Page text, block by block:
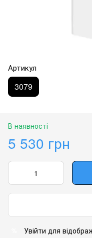
Артикул
3079
В наявності
5 530 грн
Увійти для